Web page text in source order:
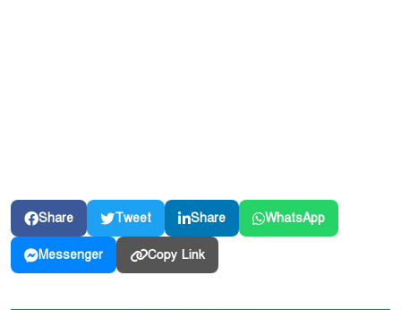
Share Tweet Share WhatsApp
Messenger Copy Link